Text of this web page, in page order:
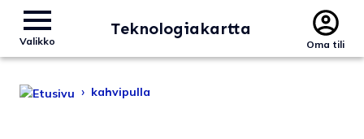
Valikko
Teknologiakartta
Oma tili
› kahvipulla